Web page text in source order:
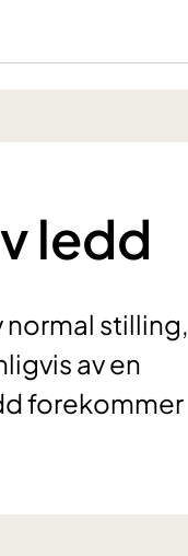
ledd
normal stilling,
av en
forekommer